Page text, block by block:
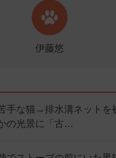
伊藤悠
手な猫→排水溝ネットを
の光景に「古…